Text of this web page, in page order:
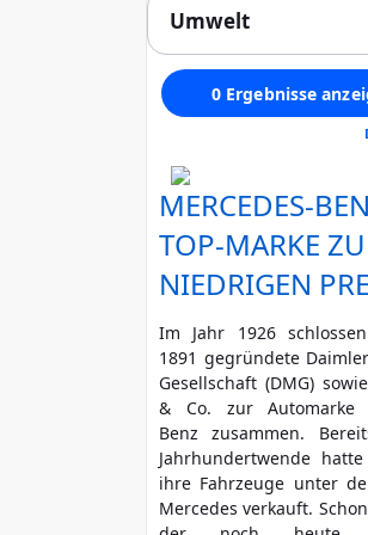
Stoff (0)
Velours (0)
Kunstleder (0)
LED / Laser / Xenon
Tempomat (0)
Panoramadach (0)
Parkassistent (0)
Lichtsensor (0)
Head Up Display (0)
Bluetooth (0)
Verkehrszeichen-
Erkennung (0)
ESP
ABS (0)
Klimatisierung (0)
Alle
1
Unfallfahrzeug
Nicht anzeigen
HU / AU neu
Zusätzliche Garantie
Nichtraucher
Umwelt
Schadstoffklasse min.
grün (4) gelb (3)
rot (2) No
Rußpartikelfilter
0 Ergebnisse
MERCEDES-
TOP-MARKE ZU
NIEDRIGEN
Im Jahr 1926
1891 gegründete
Gesellschaft (DMG)
& Co. zur Automarke
Benz zusammen.
Jahrhundertwende
ihre Fahrzeuge unter
Mercedes verkauft.